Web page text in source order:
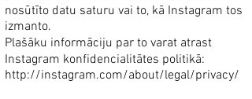
nosūtīto datu saturu vai to, kā Instagram tos
izmanto.
Plašāku informāciju par to varat atrast
Instagram konfidencialitātes politikā:
http://instagram.com/about/legal/privacy/